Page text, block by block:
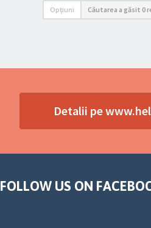
Opţiuni Căutarea a găsit 0
Detalii pe
FOLLOW US ON